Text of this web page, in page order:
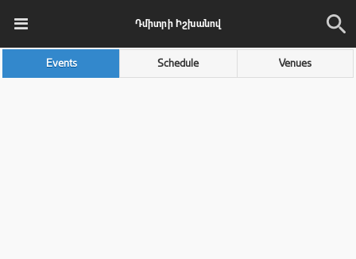
Դմիտրի Իշխանով
Events Schedule Venues